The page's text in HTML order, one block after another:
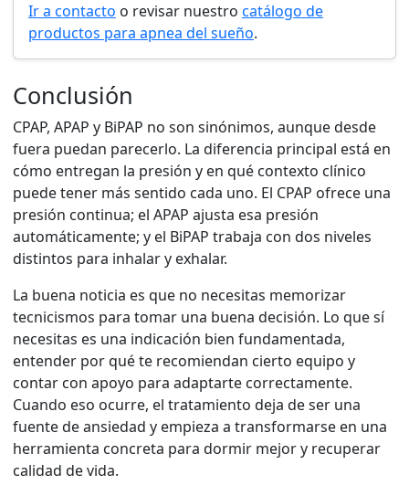
Ir a contacto o revisar nuestro catálogo de
productos para apnea del sueño.
Conclusión
CPAP, APAP y BiPAP no son sinónimos, aunque desde
fuera puedan parecerlo. La diferencia principal está en
cómo entregan la presión y en qué contexto clínico
puede tener más sentido cada uno. El CPAP ofrece una
presión continua; el APAP ajusta esa presión
automáticamente; y el BiPAP trabaja con dos niveles
distintos para inhalar y exhalar.
La buena noticia es que no necesitas memorizar
tecnicismos para tomar una buena decisión. Lo que sí
necesitas es una indicación bien fundamentada,
entender por qué te recomiendan cierto equipo y
contar con apoyo para adaptarte correctamente.
Cuando eso ocurre, el tratamiento deja de ser una
fuente de ansiedad y empieza a transformarse en una
herramienta concreta para dormir mejor y recuperar
calidad de vida.